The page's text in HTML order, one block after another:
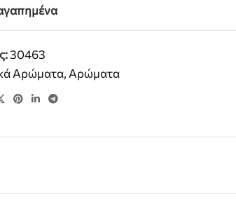
30463
Αρώματα, Αρώματα